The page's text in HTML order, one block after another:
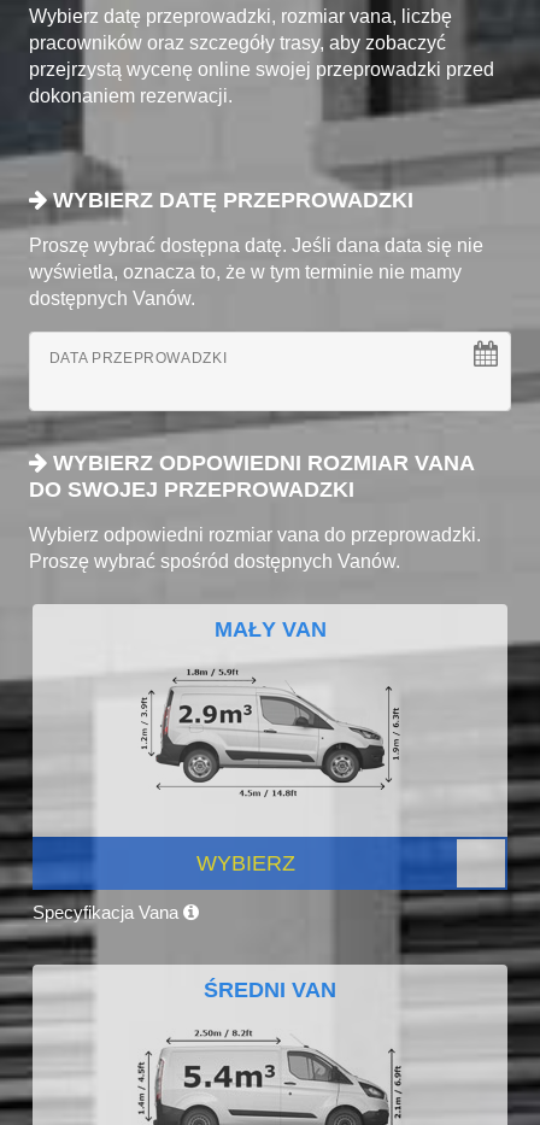
Wybierz datę przeprowadzki, rozmiar vana, liczbę
pracowników oraz szczegóły trasy, aby zobaczyć
przejrzystą wycenę online swojej przeprowadzki przed
dokonaniem rezerwacji.
WYBIERZ DATĘ PRZEPROWADZKI
Proszę wybrać dostępna datę. Jeśli dana data się nie
wyświetla, oznacza to, że w tym terminie nie mamy
dostępnych Vanów.
DATA PRZEPROWADZKI
WYBIERZ ODPOWIEDNI ROZMIAR VANA
DO SWOJEJ PRZEPROWADZKI
Wybierz odpowiedni rozmiar vana do przeprowadzki.
Proszę wybrać spośród dostępnych Vanów.
MAŁY VAN
WYBIERZ
Specyfikacja Vana
ŚREDNI VAN